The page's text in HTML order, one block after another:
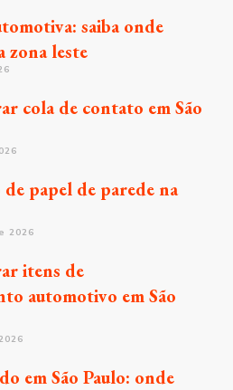
saiba onde
zona leste
cola de contato em São
de papel de parede na
2026
itens de
automotivo em São
em São Paulo: onde